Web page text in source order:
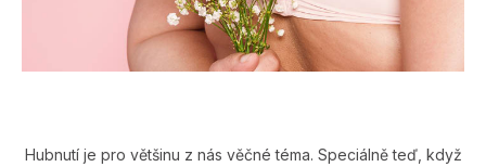
Hubnutí je pro většinu z nás věčné téma. Speciálně teď, když